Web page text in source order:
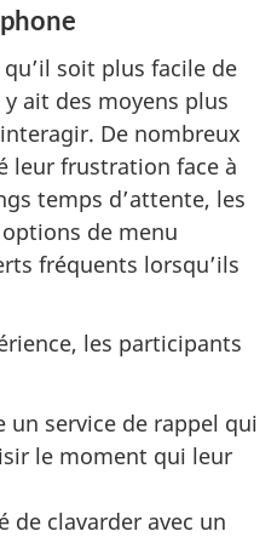
soit plus facile de
ait des moyens plus
De nombreux
leur frustration face à
temps d’attente, les
de menu
fréquents lorsqu’ils
les participants
service de rappel qui
le moment qui leur
de clavarder avec un